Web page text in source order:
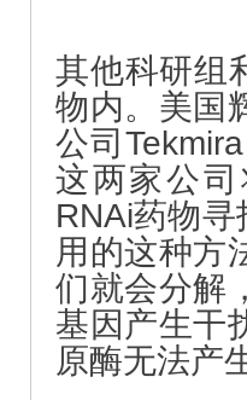
其他科研组
物内。美国
公司
这两家公
RNAi药物
用的这种方
们就会分解
基因产生干
原酶无法产